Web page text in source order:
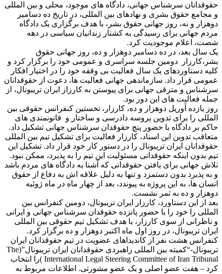
حقوقدانان سرشناس جهانی، دادگاه های موجود، محلی و بین المللی
و مجامع حقوق بشری و نهادهای بین المللی، در تاریخ ده دسامیر
دوهزار و نه، روز جهانی حقوق بشر، با هدف برگزاری یک دادگاه
مردم جهانی برای رسیدگی به کشتار زندانیان سیاسی در دهه
شصت، اعلام موجودیت کرد.
یک سال بعد، در ده دسامبر دوهزار و ده، روز جهانی حقوق
بشر،کارزار دومین جلسه سراسری و عمومی خود را برگزار کرد و
کلیه دستاوردهای یک سال فعالیت بی وقفه خود را در اختیار افکار
عمومی قرار داد. سازماندهی جهانی فعالیت ها، دعوت از حقوقدانان
سرشناس و مترقی جهانی برای پیوستن به کارزاز ایران تریبونال، از
جمله فعالیت های این دور بود.
روز یازده آوریل دوهزار و ده، کارزار، نخستین کنفرانس حقوقی بین
المللی را برای تدوین پروسه دادرسی و ساختار و قانونمندی های
حاکم بر دادگاه با حضور پنچ حقوقدان سرشناس جهانی تشکیل داد.
متعاقب تدوین این اسناد، کارزار فعالیت برای تشکیل تیم بین المللی
حقوقدانان ایران تریبونال را در دستور کار خود قرار داد. تشکیل این
تیم بدون اینکه حقوقدانی مسئولیت این تیم را به پذیرد، ممکن نبود.
تلاش جهانی برای یافتن حقوقدانی که آشنا به دادگاه های مردم باشد
و به پذیرد بدون دستمزد و تنها به دلیل علاقه اش به دفاع از حقوق
انسان ها، به این پروژه به پیوندد، بعد از چهار ماه در ماه ژوئیه
دوهزار و ده به ثمر نشست.
بعد از این دستاورد، کارزار ایران تریبونال، دومین کنفرانس بین
المللی را خود را با حضور پانزده حقوقدان سرشناس جهانی و ایرانی
و ناظرانی از سوی کارزار، با هدف تشکیل تیم حقوقی بین المللی
ایران تریبونال، در روز اول ماه اکتبر دوهزار و ده برگزار کرد.
کنفرانس هشت نفر از کاندیداهای عضویت در تیم حقوقدانان ایران
تریبونال-“کمیته بین المللی راهبردی حقوقدانان ایران تریبونال”(The
International Legal Steering Committee of Iran Tribunal )را انتخاب
کرد – هفت عضو اصلی و یک عضو مشورتی. اطلاعات مربوط به